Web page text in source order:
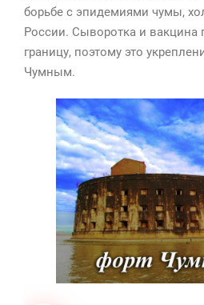
борьбе с эпидемиями чумы,
России. Сыворотка и вакцина
границу, поэтому это
Чумным.